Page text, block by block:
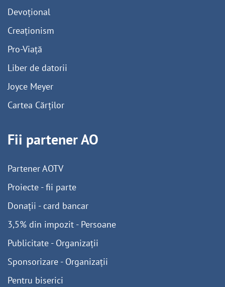
Devoțional
Creaționism
Pro-Viață
Liber de datorii
Joyce Meyer
Cartea Cărților
Fii partener AO
Partener AOTV
Proiecte - fii parte
Donații - card bancar
3,5% din impozit - Persoane
Publicitate - Organizații
Sponsorizare - Organizații
Pentru biserici